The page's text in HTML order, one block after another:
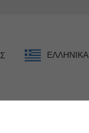
ΕΛΛΗΝΙΚΆ